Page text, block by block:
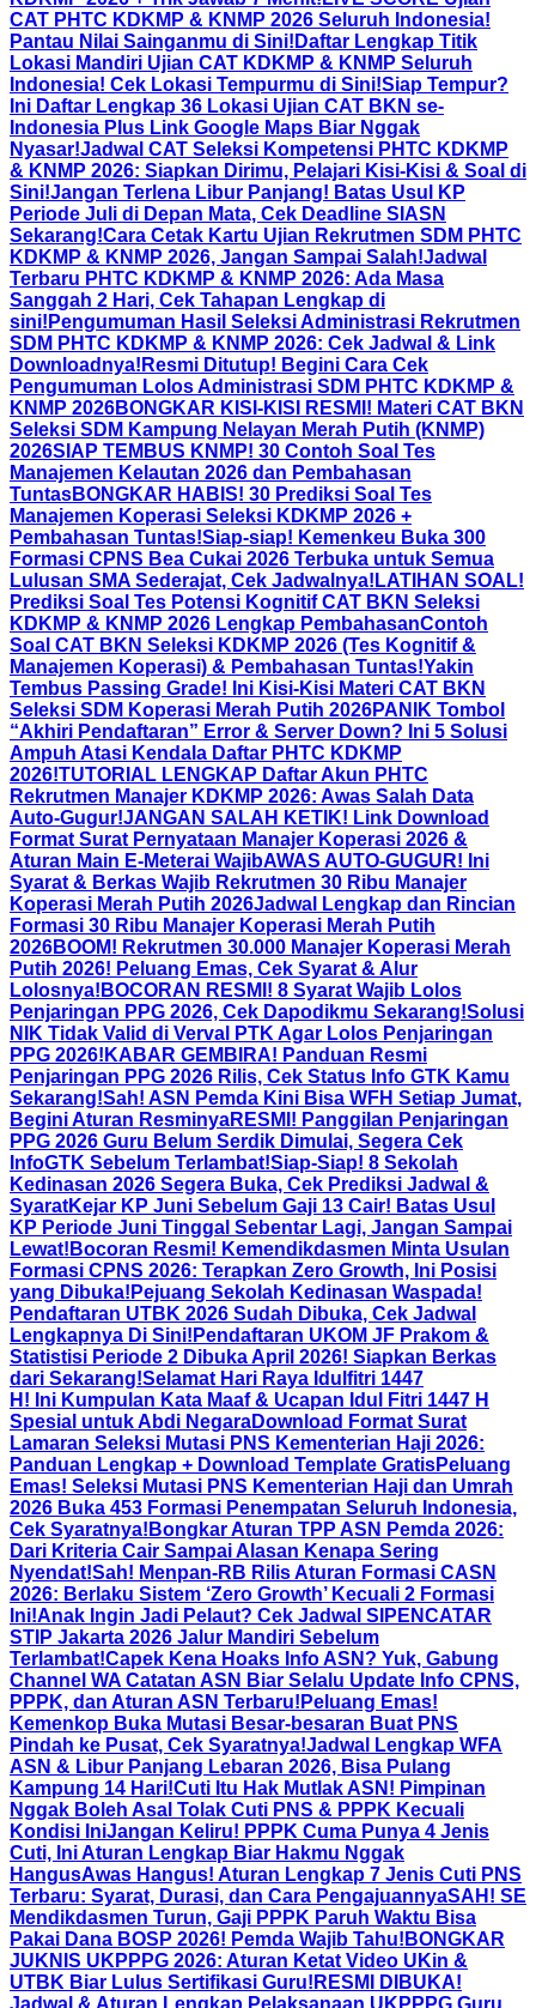
CAT PHTC KDKMP & KNMP 2026 Seluruh Indonesia!
Pantau Nilai Sainganmu di Sini! Daftar Lengkap Titik
Lokasi Mandiri Ujian CAT KDKMP & KNMP Seluruh
Indonesia! Cek Lokasi Tempurmu di Sini!Siap Tempur?
Ini Daftar Lengkap 36 Lokasi Ujian CAT BKN se-
Indonesia Plus Link Google Maps Biar Nggak
Nyasar!Jadwal CAT Seleksi Kompetensi PHTC KDKMP
& KNMP 2026: Siapkan Dirimu, Pelajari Kisi-Kisi & Soal di
Sini!Jangan Terlena Libur Panjang! Batas Usul KP
Periode Juli di Depan Mata, Cek Deadline SIASN
Sekarang!Cara Cetak Kartu Ujian Rekrutmen SDM PHTC
KDKMP & KNMP 2026, Jangan Sampai Salah!Jadwal
Terbaru PHTC KDKMP & KNMP 2026: Ada Masa
Sanggah 2 Hari, Cek Tahapan Lengkap di
sini! Pengumuman Hasil Seleksi Administrasi Rekrutmen
SDM PHTC KDKMP & KNMP 2026: Cek Jadwal & Link
Downloadnya! Resmi Ditutup! Begini Cara Cek
Pengumuman Lolos Administrasi SDM PHTC KDKMP &
KNMP 2026BONGKAR KISI-KISI RESMI! Materi CAT BKN
Seleksi SDM Kampung Nelayan Merah Putih (KNMP)
2026SIAP TEMBUS KNMP! 30 Contoh Soal Tes
Manajemen Kelautan 2026 dan Pembahasan
TuntasBONGKAR HABIS! 30 Prediksi Soal Tes
Manajemen Koperasi Seleksi KDKMP 2026 +
Pembahasan Tuntas!Siap-siap! Kemenkeu Buka 300
Formasi CPNS Bea Cukai 2026 Terbuka untuk Semua
Lulusan SMA Sederajat, Cek Jadwalnya! LATIHAN SOAL!
Prediksi Soal Tes Potensi Kognitif CAT BKN Seleksi
KDKMP & KNMP 2026 Lengkap PembahasanContoh
Soal CAT BKN Seleksi KDKMP 2026 (Tes Kognitif &
Manajemen Koperasi) & Pembahasan Tuntas!Yakin
Tembus Passing Grade! Ini Kisi-Kisi Materi CAT BKN
Seleksi SDM Koperasi Merah Putih 2026PANIK Tombol
“Akhiri Pendaftaran” Error & Server Down? Ini 5 Solusi
Ampuh Atasi Kendala Daftar PHTC KDKMP
2026!TUTORIAL LENGKAP Daftar Akun PHTC
Rekrutmen Manajer KDKMP 2026: Awas Salah Data
Auto-Gugur!JANGAN SALAH KETIK! Link Download
Format Surat Pernyataan Manajer Koperasi 2026 &
Aturan Main E-Meterai WajibAWAS AUTO-GUGUR! Ini
Syarat & Berkas Wajib Rekrutmen 30 Ribu Manajer
Koperasi Merah Putih 2026Jadwal Lengkap dan Rincian
Formasi 30 Ribu Manajer Koperasi Merah Putih
2026BOOM! Rekrutmen 30.000 Manajer Koperasi Merah
Putih 2026! Peluang Emas, Cek Syarat & Alur
Lolosnya! BOCORAN RESMI! 8 Syarat Wajib Lolos
Penjaringan PPG 2026, Cek Dapodikmu Sekarang!Solusi
NIK Tidak Valid di Verval PTK Agar Lolos Penjaringan
PPG 2026! KABAR GEMBIRA! Panduan Resmi
Penjaringan PPG 2026 Rilis, Cek Status Info GTK Kamu
Sekarang!Sah! ASN Pemda Kini Bisa WFH Setiap Jumat,
Begini Aturan ResminyaRESMI! Panggilan Penjaringan
PPG 2026 Guru Belum Serdik Dimulai, Segera Cek
InfoGTK Sebelum Terlambat!Siap-Siap! 8 Sekolah
Kedinasan 2026 Segera Buka, Cek Prediksi Jadwal &
SyaratKejar KP Juni Sebelum Gaji 13 Cair! Batas Usul
KP Periode Juni Tinggal Sebentar Lagi, Jangan Sampai
Lewat! Bocoran Resmi! Kemendikdasmen Minta Usulan
Formasi CPNS 2026: Terapkan Zero Growth, Ini Posisi
yang Dibuka! Pejuang Sekolah Kedinasan Waspada!
Pendaftaran UTBK 2026 Sudah Dibuka, Cek Jadwal
Lengkapnya Di Sini! Pendaftaran UKOM JF Prakom &
Statistisi Periode 2 Dibuka April 2026! Siapkan Berkas
dari Sekarang!Selamat Hari Raya Idulfitri 1447
H! Ini Kumpulan Kata Maaf & Ucapan Idul Fitri 1447 H
Spesial untuk Abdi NegaraDownload Format Surat
Lamaran Seleksi Mutasi PNS Kementerian Haji 2026:
Panduan Lengkap + Download Template GratisPeluang
Emas! Seleksi Mutasi PNS Kementerian Haji dan Umrah
2026 Buka 453 Formasi Penempatan Seluruh Indonesia,
Cek Syaratnya! Bongkar Aturan TPP ASN Pemda 2026:
Dari Kriteria Cair Sampai Alasan Kenapa Sering
Nyendat!Sah! Menpan-RB Rilis Aturan Formasi CASN
2026: Berlaku Sistem ‘Zero Growth’ Kecuali 2 Formasi
Ini!Anak Ingin Jadi Pelaut? Cek Jadwal SIPENCATAR
STIP Jakarta 2026 Jalur Mandiri Sebelum
Terlambat!Capek Kena Hoaks Info ASN? Yuk, Gabung
Channel WA Catatan ASN Biar Selalu Update Info CPNS,
PPPK, dan Aturan ASN Terbaru! Peluang Emas!
Kemenkop Buka Mutasi Besar-besaran Buat PNS
Pindah ke Pusat, Cek Syaratnya!Jadwal Lengkap WFA
ASN & Libur Panjang Lebaran 2026, Bisa Pulang
Kampung 14 Hari!Cuti Itu Hak Mutlak ASN! Pimpinan
Nggak Boleh Asal Tolak Cuti PNS & PPPK Kecuali
Kondisi IniJangan Keliru! PPPK Cuma Punya 4 Jenis
Cuti, Ini Aturan Lengkap Biar Hakmu Nggak
HangusAwas Hangus! Aturan Lengkap 7 Jenis Cuti PNS
Terbaru: Syarat, Durasi, dan Cara PengajuannyaSAH! SE
Mendikdasmen Turun, Gaji PPPK Paruh Waktu Bisa
Pakai Dana BOSP 2026! Pemda Wajib Tahu! BONGKAR
JUKNIS UKPPPG 2026: Aturan Ketat Video UKin &
UTBK Biar Lulus Sertifikasi Guru! RESMI DIBUKA!
Jadwal & Aturan Lengkap Pelaksanaan UKPPPG Guru